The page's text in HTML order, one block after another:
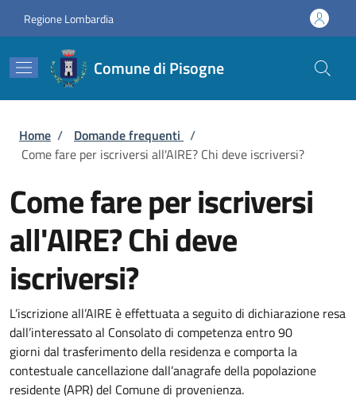
Regione Lombardia
Comune di Pisogne
Briciole di pane
Home / Domande frequenti /
Come fare per iscriversi all'AIRE? Chi deve iscriversi?
Come fare per iscriversi
all'AIRE? Chi deve
iscriversi?
L’iscrizione all’AIRE è effettuata a seguito di dichiarazione resa
dall’interessato al Consolato di competenzaentro90
giorni dal trasferimento della residenzae comporta la
contestuale cancellazione dall’anagrafe della popolazione
residente (APR) del Comune di provenienza.